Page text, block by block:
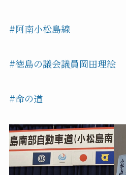
#阿南小松島線
#徳島の議会議員岡田理絵
#命の道